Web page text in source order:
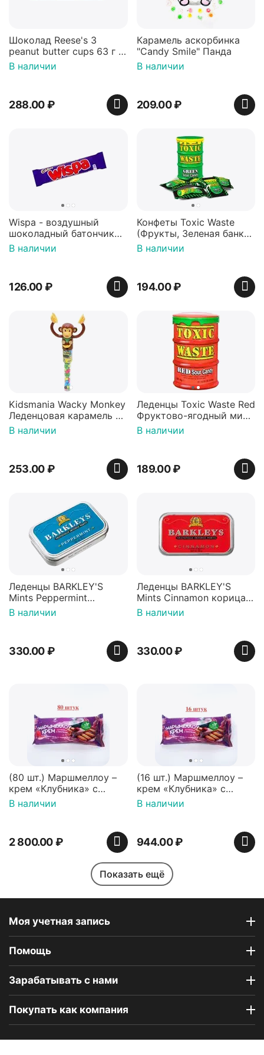
Шоколад Reese's 3
peanut butter cups 63 г с
арахисовой пастой
В наличии
288.00₽
Карамель аскорбинка
"Candy Smile" Панда
В наличии
209.00₽
Wispa - воздушный
шоколадный батончик
36 гр
В наличии
126.00₽
Конфеты Toxic Waste
(Фрукты, Зеленая банка,
42 гр).
В наличии
194.00₽
Kidsmania Wacky Monkey
Леденцовая карамель с
игрушкой Ваки Манки
12г, Китай
В наличии
253.00₽
Леденцы Toxic Waste Red
Фруктово-ягодный микс
Красная банка 42 г,
Пакистан
В наличии
189.00₽
Леденцы BARKLEY'S
Mints Peppermint
перечная мята 50г,
Нидерланды
В наличии
330.00₽
Леденцы BARKLEY'S
Mints Cinnamon корица
50г, Нидерланды
В наличии
330.00₽
(80 шт.) Маршмеллоу –
крем «Клубника» с
палочками (ТМ
«Зефирный Лео»)
В наличии
2 800.00₽
(16 шт.) Маршмеллоу –
крем «Клубника» с
палочками (ТМ
«Зефирный Лео»)
В наличии
944.00₽
Индийская сладость
(Soan cake), 250 г
В наличии
642.00₽ 1 890.00₽
Показать ещё
Моя учетная запись
Помощь
Зарабатывать с нами
Покупать как компания